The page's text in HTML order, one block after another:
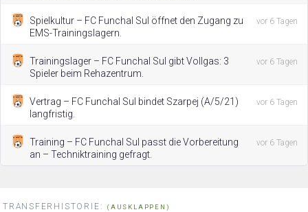
Spielkultur – FC Funchal Sul öffnet den Zugang zu
EMS-Trainingslagern.
vor 6 Tagen
Trainingslager – FC Funchal Sul gibt Vollgas: 3
Spieler beim Rehazentrum.
vor 6 Tagen
Vertrag – FC Funchal Sul bindet Szarpej (A/5/21)
langfristig.
vor 6 Tagen
Training – FC Funchal Sul passt die Vorbereitung
an – Techniktraining gefragt.
vor 6 Tagen
TRANSFERHISTORIE: (AUSKLAPPEN)